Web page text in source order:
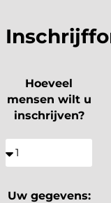
Hoeveel
mensen wilt u
inschrijven?
Uw gegevens: